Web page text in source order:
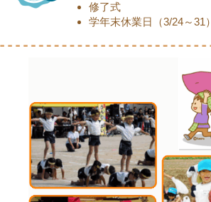
修了式
学年末休業日（3/24～31）